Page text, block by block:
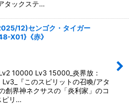
タックステ…
12)センゴク・タイガー
X01}《赤》
10000 Lv3 15000_炎界放：
Lv3_『このスピリットの召喚/アタ
創界神ネクサスの「炎利家」のコ
ピリ…